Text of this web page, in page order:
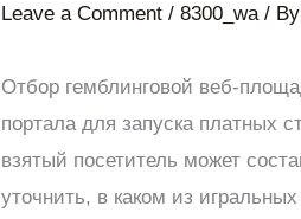
Leave a Comment /8300_wa /
Отбор гемблинговой веб-
портала для запуска платных
взятый посетитель может
уточнить, в каком из